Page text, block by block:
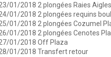
01/2018 2 plongées Raies
01/2018 2 plongées requins
01/2018 2 plongées Cozumel
01/2018 2 plongées Cenotes
01/2018 Off Plaza
01/2018 Transfert retour